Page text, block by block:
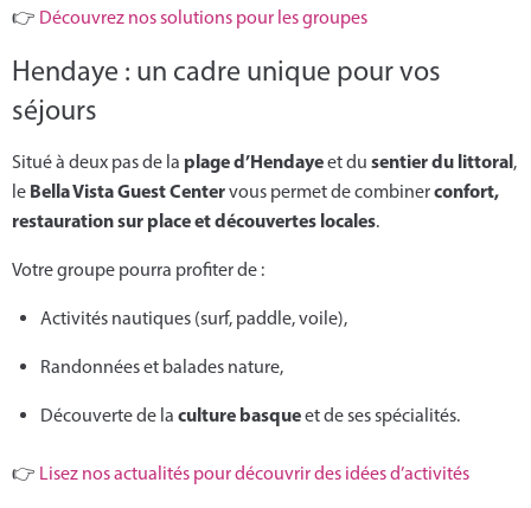
👉 Découvrez nos solutions pour les groupes
Hendaye : un cadre unique pour vos
séjours
Situé à deux pas de la plage d’Hendayeet du sentier du littoral,
le Bella Vista Guest Centervous permet de combinerconfort,
restauration sur place et découvertes locales.
Votre groupe pourra profiter de :
Activités nautiques (surf, paddle, voile),
Randonnées et balades nature,
Découverte de la culture basqueet de ses spécialités.
👉 Lisez nos actualités pour découvrir des idées d’activités